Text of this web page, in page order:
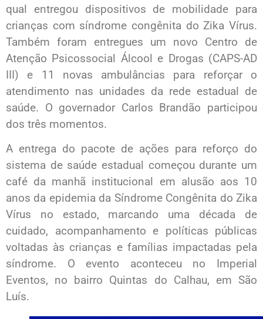
qual entregou dispositivos de mobilidade para
crianças com síndrome congênita do Zika Vírus.
Também foram entregues um novo Centro de
Atenção Psicossocial Álcool e Drogas (CAPS-AD
III) e 11 novas ambulâncias para reforçar o
atendimento nas unidades da rede estadual de
saúde. O governador Carlos Brandão participou
dos três momentos.
A entrega do pacote de ações para reforço do
sistema de saúde estadual começou durante um
café da manhã institucional em alusão aos 10
anos da epidemia da Síndrome Congênita do Zika
Vírus no estado, marcando uma década de
cuidado, acompanhamento e políticas públicas
voltadas às crianças e famílias impactadas pela
síndrome. O evento aconteceu no Imperial
Eventos, no bairro Quintas do Calhau, em São
Luís.